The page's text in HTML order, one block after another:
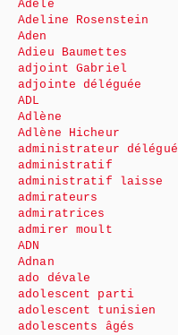
Adèle
Adeline Rosenstein
Aden
Adieu Baumettes
adjoint Gabriel
adjointe déléguée
ADL
Adlène
Adlène Hicheur
administrateur délégué
administratif
administratif laisse
admirateurs
admiratrices
admirer moult
ADN
Adnan
ado dévale
adolescent parti
adolescent tunisien
adolescents âgés